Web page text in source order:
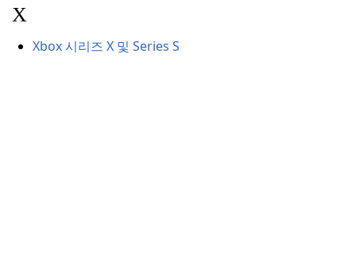
X
Xbox 시리즈 X 및 Series S